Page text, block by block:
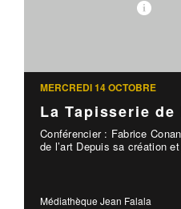
MERCREDI 14 OCTOBRE
La Tapisserie de
Conférencier : Fabrice
de l’art Depuis sa création
Médiathèque Jean Falala